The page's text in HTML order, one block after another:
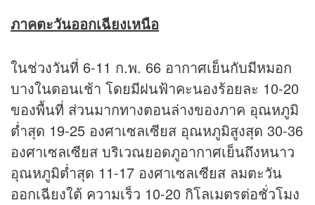
ภาคตะวันออกเฉียงเหนือ
ในช่วงวันที่ 6-11 ก.พ. 66 อากาศเย็นกับมีหมอก
บางในตอนเช้า โดยมีฝนฟ้าคะนองร้อยละ 10-20
ของพื้นที่ ส่วนมากทางตอนล่างของภาค อุณหภูมิ
ต่ำสุด 19-25 องศาเซลเซียส อุณหภูมิสูงสุด 30-36
องศาเซลเซียส บริเวณยอดภูอากาศเย็นถึงหนาว
อุณหภูมิต่ำสุด 11-17 องศาเซลเซียส ลมตะวัน
ออกเฉียงใต้ ความเร็ว 10-20 กิโลเมตรต่อชั่วโมง